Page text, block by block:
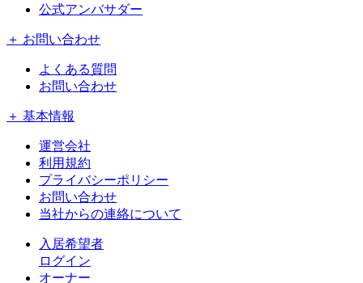
公式アンバサダー
＋ お問い合わせ
よくある質問
お問い合わせ
＋ 基本情報
運営会社
利用規約
プライバシーポリシー
お問い合わせ
当社からの連絡について
入居希望者
ログイン
オーナー